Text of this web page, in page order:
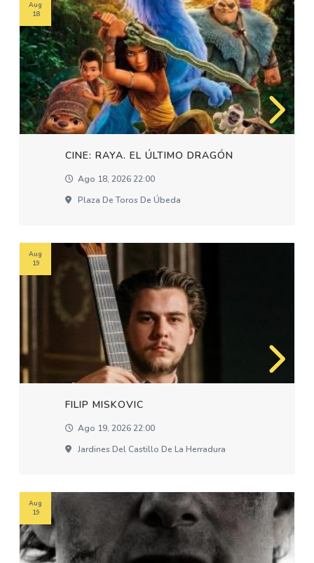
CINE: RAYA. EL ÚLTIMO DRAGÓN
Ago 18, 2026 22:00
Plaza De Toros De Úbeda
Aug
18
FILIP MISKOVIC
Ago 19, 2026 22:00
Jardines Del Castillo De La Herradura
Aug
19
Aug
19